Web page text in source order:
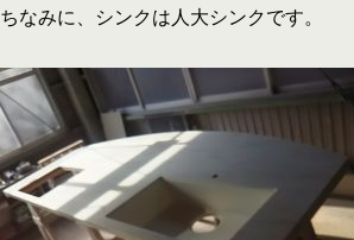
ちなみに、シンクは人大シンクです。